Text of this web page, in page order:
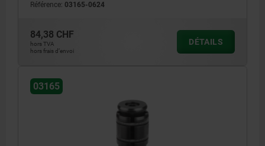
Référence: 03165-0624
84,38 CHF
hors TVA
hors frais d’envoi
DÉTAILS
03165